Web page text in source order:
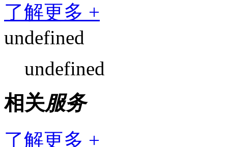
了解更多 +
undefined
undefined
相关服务
了解更多 +